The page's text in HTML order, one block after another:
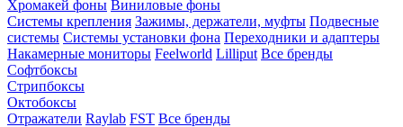
Хромакей фоны Виниловые фоны
Системы крепления Зажимы, держатели, муфты Подвесные
системы Системы установки фона Переходники и адаптеры
Накамерные мониторы Feelworld Lilliput Все бренды
Софтбоксы
Стрипбоксы
Октобоксы
Отражатели Raylab FST Все бренды